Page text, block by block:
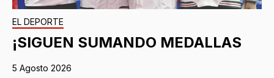
EL DEPORTE
¡SIGUEN SUMANDO MEDALLAS
5 Agosto 2026